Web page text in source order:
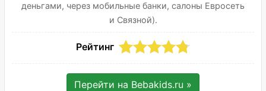
деньгами, через мобильные банки, салоны Евросеть
и Связной).
Рейтинг
Перейти на Bebakids.ru »